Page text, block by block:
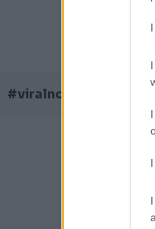
#viralno